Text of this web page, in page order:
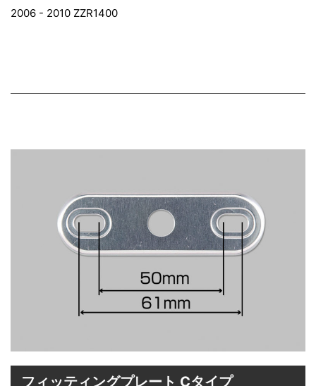
2006 - 2010 ZZR1400
フィッティングプレート Cタイプ